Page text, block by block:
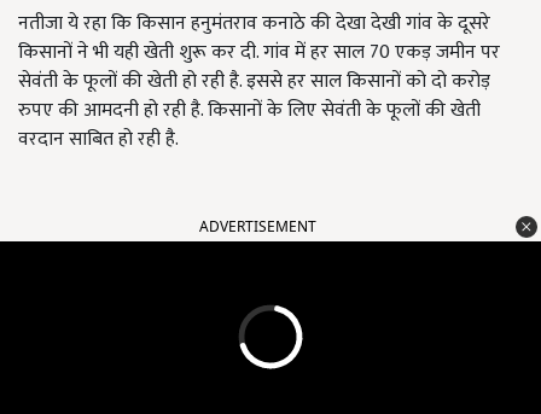
नतीजा ये रहा कि किसान हनुमंतराव कनाठे की देखा देखी गांव के दूसरे
किसानों ने भी यही खेती शुरू कर दी. गांव में हर साल 70 एकड़ जमीन पर
सेवंती के फूलों की खेती हो रही है. इससे हर साल किसानों को दो करोड़
रुपए की आमदनी हो रही है. किसानों के लिए सेवंती के फूलों की खेती
वरदान साबित हो रही है.
ADVERTISEMENT